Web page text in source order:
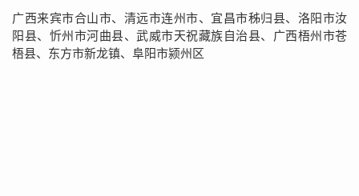
广西来宾市合山市、清远市连州市、宜昌市秭归县、洛阳市汝
阳县、忻州市河曲县、武威市天祝藏族自治县、广西梧州市苍
梧县、东方市新龙镇、阜阳市颍州区